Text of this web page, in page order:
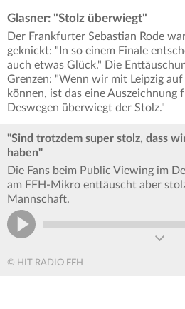
Glasner: "Stolz überwiegt"
Der Frankfurter Sebastian Rode
geknickt: "In so einem Finale
auch etwas Glück." Die
Grenzen: "Wenn wir mit Leipzig auf
können, ist das eine Auszeichnung
Deswegen überwiegt der Stolz."
"Sind trotzdem super stolz, dass
haben"
Die Fans beim Public Viewing im
am FFH-Mikro enttäuscht aber
Mannschaft.
© HIT RADIO FFH